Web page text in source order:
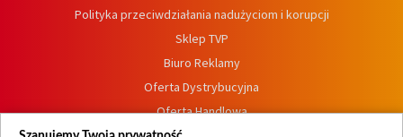
Polityka przeciwdziałania nadużyciom i korupcji
Sklep TVP
Biuro Reklamy
Oferta Dystrybucyjna
Oferta Handlowa